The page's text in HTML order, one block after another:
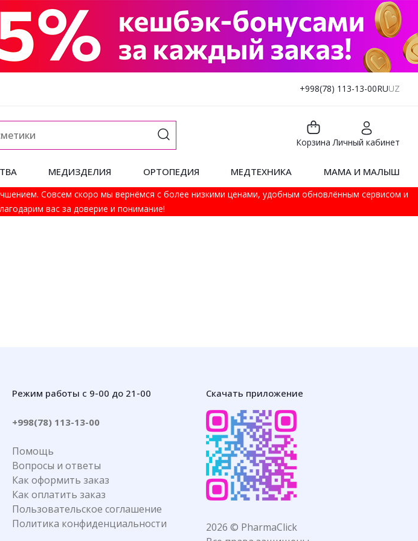
+998(78) 113-13-00RUUZ
Корзина Личный кабинет
МЕДИЗДЕЛИЯ ОРТОПЕДИЯ МЕДТЕХНИКА МАМА И МАЛЫШ
Совсем скоро мы вернёмся с более низкими ценами, удобным обновлённым сервисом и
вас за доверие и понимание!
Режим работы с 9-00 до 21-00
+998(78) 113-13-00
Помощь
Вопросы и ответы
Как оформить заказ
Как оплатить заказ
Пользовательское соглашение
Политика конфиденциальности
Скачать приложение
2026 © PharmaClick